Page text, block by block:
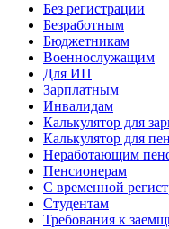
Без регистрации
Безработным
Бюджетникам
Военнослужащим
Для ИП
Зарплатным
Инвалидам
Калькулятор для
Калькулятор для
Неработающим
Пенсионерам
С временной
Студентам
Требования к